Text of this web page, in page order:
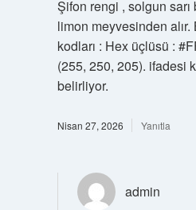
Şifon rengi , solgun sarı
limon meyvesinden alır.
kodları : Hex üçlüsü :
(255, 250, 205). ifadesi
belirliyor.
Nisan 27, 2026 Yanıtla
admin